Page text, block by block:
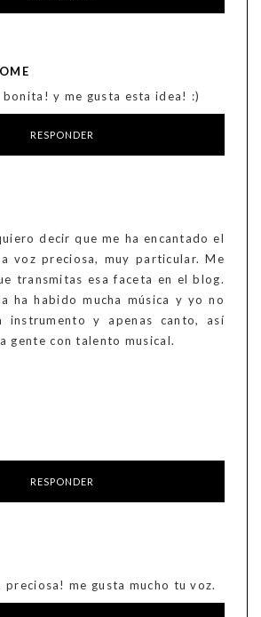
y me gusta esta idea! :)
RESPONDER
decir que me ha encantado el
voz preciosa, muy particular. Me
transmitas esa faceta en el blog.
ha habido mucha música y yo no
instrumento y apenas canto, así
gente con talento musical.
RESPONDER
preciosa! me gusta mucho tu voz.